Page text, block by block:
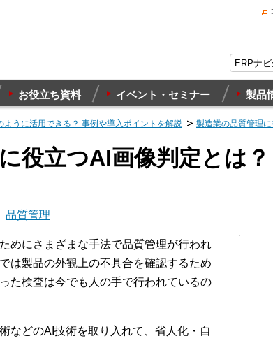
お役立ち資料 イベント・セミナー 製品
ように活用できる？ 事例や導入ポイントを解説 製造業の品質管理
役立つAI画像判定とは
品質管理
めにさまざまな手法で品質管理が行われ
は製品の外観上の不具合を確認するため
た検査は今でも人の手で行われているの
などのAI技術を取り入れて、省人化・自